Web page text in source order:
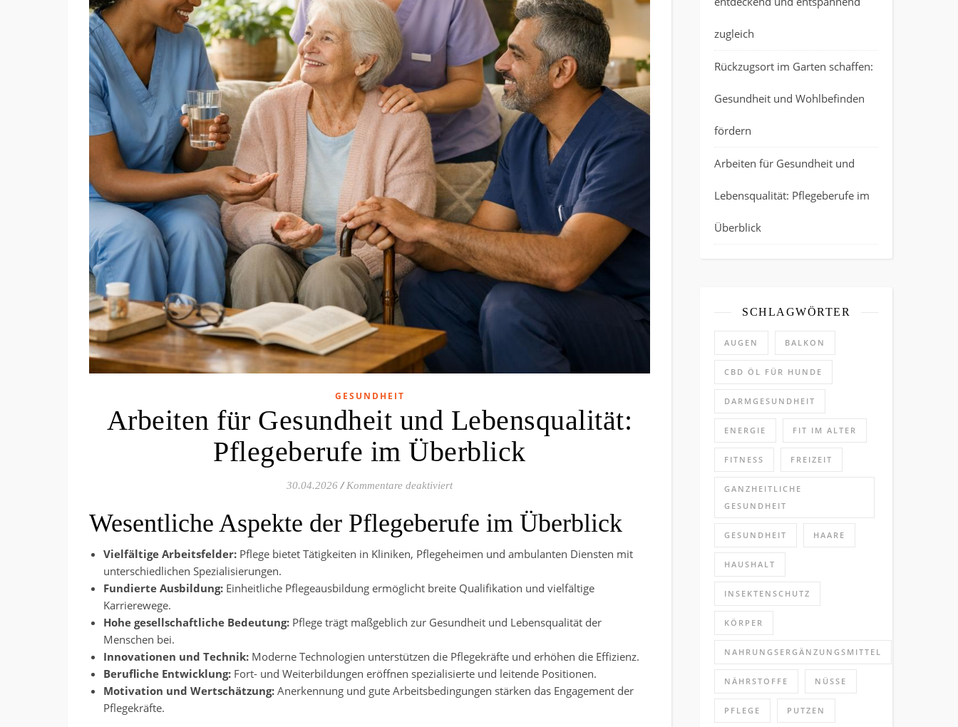
GESUNDHEIT
Arbeiten für Gesundheit und Lebensqualität:
Pflegeberufe im Überblick
30.04.2026 / Kommentare deaktiviertfür Arbeiten für Gesundheit und Lebensqualität: Pflegeberufe im Überblick
Wesentliche Aspekte der Pflegeberufe im Überblick
Vielfältige Arbeitsfelder: Pflege bietet Tätigkeiten in Kliniken, Pflegeheimen und ambulanten Diensten mit
unterschiedlichen Spezialisierungen.
Fundierte Ausbildung: Einheitliche Pflegeausbildung ermöglicht breite Qualifikation und vielfältige
Karrierewege.
Hohe gesellschaftliche Bedeutung: Pflege trägt maßgeblich zur Gesundheit und Lebensqualität der
Menschen bei.
Innovationen und Technik: Moderne Technologien unterstützen die Pflegekräfte und erhöhen die Effizienz.
Berufliche Entwicklung: Fort- und Weiterbildungen eröffnen spezialisierte und leitende Positionen.
Motivation und Wertschätzung: Anerkennung und gute Arbeitsbedingungen stärken das Engagement der
Pflegekräfte.
zugleich
Rückzugsort im Garten schaffen:
Gesundheit und Wohlbefinden
fördern
Arbeiten für Gesundheit und
Lebensqualität: Pflegeberufe im
Überblick
SCHLAGWÖRTER
AUGEN BALKON
CBD ÖL FÜR HUNDE
DARMGESUNDHEIT
ENERGIE FIT IM ALTER
FITNESS FREIZEIT
GANZHEITLICHE
GESUNDHEIT
GESUNDHEIT HAARE
HAUSHALT
INSEKTENSCHUTZ
KÖRPER
NAHRUNGSERGÄNZUNGSMITTEL
NÄHRSTOFFE NÜSSE
PFLEGE PUTZEN